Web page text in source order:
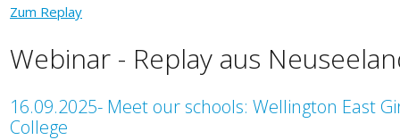
Zum Replay
Webinar - Replay aus
16.09.2025- Meet our schools: Wellington East
College